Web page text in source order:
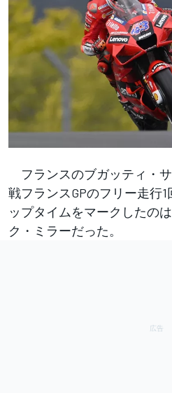
フランスのブガッティ・
戦フランスGPのフリー走行
ップタイムをマークしたの
ク・ミラーだった。